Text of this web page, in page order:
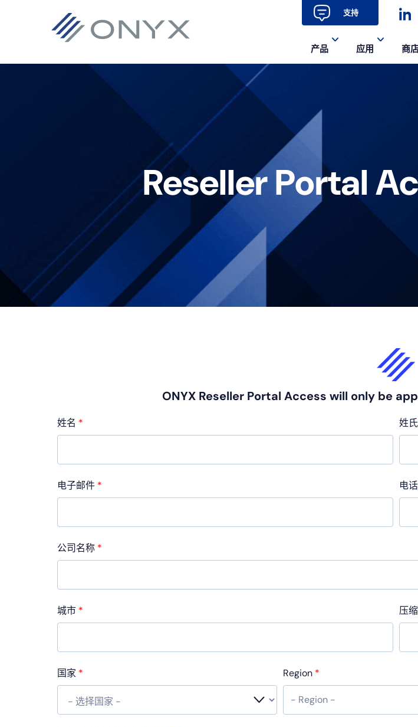
支持
产品 应用 商
Reseller Portal
ONYX Reseller Portal Access will only be
姓名 * 姓氏
电子邮件 * 电话
公司名称 *
城市 * 压缩
国家 * Region *